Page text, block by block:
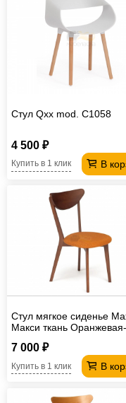
Стул Qxx mod. C1058
4 500 ₽
В
Купить в 1 клик
Стул мягкое сиденье
Макси ткань Оранжевая-
7 000 ₽
В
Купить в 1 клик